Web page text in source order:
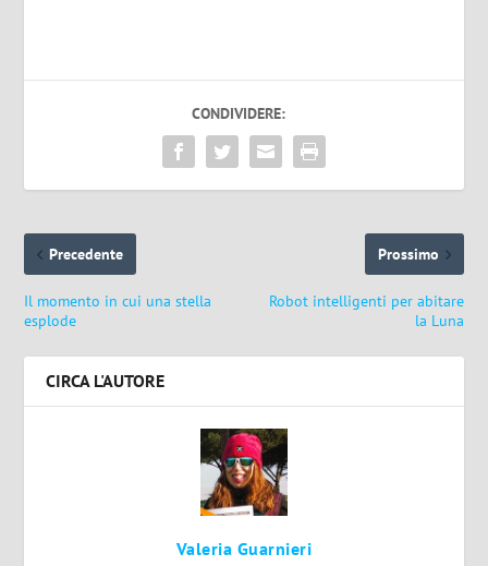
CONDIVIDERE:
Precedente
Il momento in cui una stella
esplode
Prossimo
Robot intelligenti per abitare
la Luna
CIRCA L'AUTORE
Valeria Guarnieri